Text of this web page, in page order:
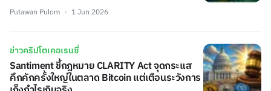
Putawan Pulom 1 Jun 2026
ข่าวคริปโตเคอเรนซี่
Santiment ชี้กฎหมาย CLARITY Act จุดกระแส
คึกคักครั้งใหญ่ในตลาด Bitcoin แต่เตือนระวังการ